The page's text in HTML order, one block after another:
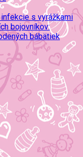
s vyrážkami
bojovníkov:
bábätiek